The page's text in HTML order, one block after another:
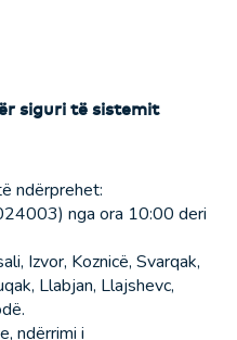
siguri të sistemit
ndërprehet:
nga ora 10:00 deri
Izvor, Koznicë, Svarqak,
Llabjan, Llajshevc,
ndërrimi i